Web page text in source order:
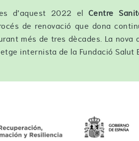
d’aquest 2022 el Centre
de renovació que dona
més de tres dècades. La nova
internista de la Fundació Salut